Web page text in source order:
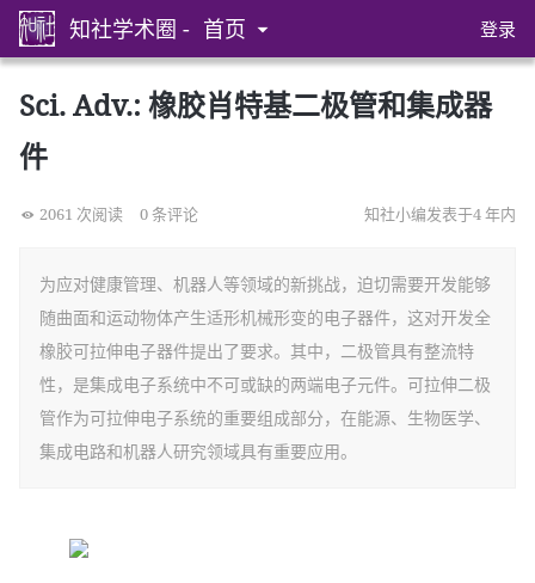
知社学术圈 - 首页 登录
Sci. Adv.: 橡胶肖特基二极管和集成器
件
2061 次阅读 0 条评论 知社小编发表于4 年内
为应对健康管理、机器人等领域的新挑战，迫切需要开发能够
随曲面和运动物体产生适形机械形变的电子器件，这对开发全
橡胶可拉伸电子器件提出了要求。其中，二极管具有整流特
性，是集成电子系统中不可或缺的两端电子元件。可拉伸二极
管作为可拉伸电子系统的重要组成部分，在能源、生物医学、
集成电路和机器人研究领域具有重要应用。